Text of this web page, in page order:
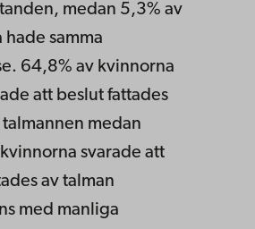
medan 5,3% av
samma
64,8% av kvinnorna
att beslut fattades
medan
svarade att
av talman
med manliga